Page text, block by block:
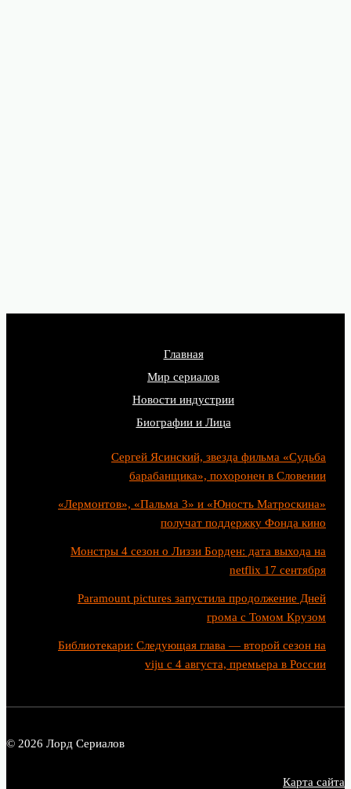
Главная
Мир сериалов
Новости индустрии
Биографии и Лица
Сергей Ясинский, звезда фильма «Судьба
барабанщика», похоронен в Словении
«Лермонтов», «Пальма 3» и «Юность Матроскина»
получат поддержку Фонда кино
Монстры 4 сезон о Лиззи Борден: дата выхода на
netflix 17 сентября
Paramount pictures запустила продолжение Дней
грома с Томом Крузом
Библиотекари: Следующая глава — второй сезон на
viju с 4 августа, премьера в России
© 2026 Лорд Сериалов
Карта сайта